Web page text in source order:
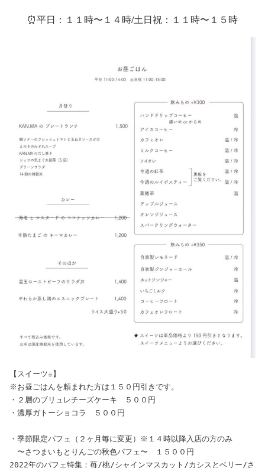
⏰平日：１１時〜１４時/土日祝：１１時〜１５時
【スイーツ☕️】
※お昼ごはんを頼まれた方は１５０円引きです。
・２層のブリュレチーズケーキ　５００円
・濃厚ガトーショコラ　５００円
・季節限定パフェ（２ヶ月毎に変更）
※１４時以降入店の方のみ
〜さつまいもとりんごの秋色パフェ〜　１５００円
2022年のパフェ特集：苺/桃/シャインマスカット/カシスとベリー/さ